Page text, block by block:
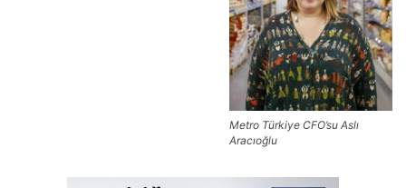
Metro Türkiye CFO’su Aslı
Aracıoğlu